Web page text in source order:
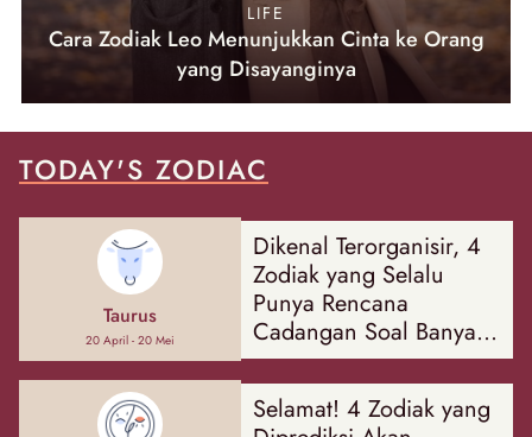
LIFE
Cara Zodiak Leo Menunjukkan Cinta ke Orang
yang Disayanginya
TODAY'S ZODIAC
Taurus
20 April - 20 Mei
Dikenal Terorganisir, 4
Zodiak yang Selalu
Punya Rencana
Cadangan Soal Banyak
Hal
Selamat! 4 Zodiak yang